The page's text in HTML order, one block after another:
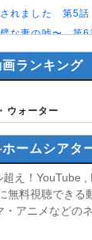
されました 第5話
璧な妻の嘘〜 第6
〜二度目の転生
第5話
みた 第8話
話
グス わん！2 第6
〜 第3話
ランキング
ウォーター
ームシアタ
え！YouTube ,
無料視聴できる
アニメなどの